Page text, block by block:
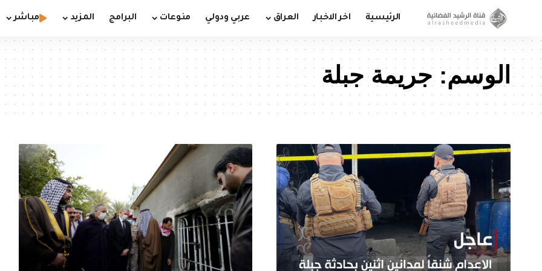
الرئيسية اخر الاخبار العراق عربي ودولي منوعات البرامج المزيد مباشر
الوسم: جريمة جبلة